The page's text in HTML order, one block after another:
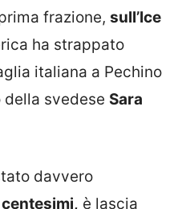
frazione, sull’Ice
ha strappato
italiana a Pechino
svedese Sara
davvero
è lascia